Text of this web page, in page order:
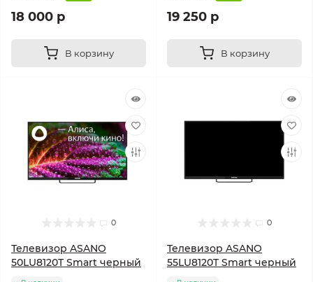
18 000 р
В корзину
19 250 р
В корзину
0
Телевизор ASANO
50LU8120T Smart черный
0
Телевизор ASANO
55LU8120T Smart черный